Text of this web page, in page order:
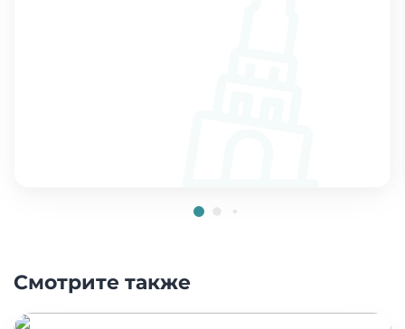
Смотрите также